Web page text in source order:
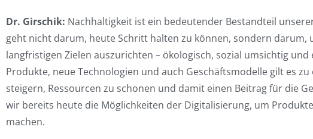
Dr. Girschik: Nachhaltigkeit ist ein bedeutender Bestandteil
geht nicht darum, heute Schritt halten zu können, sondern darum,
langfristigen Zielen auszurichten – ökologisch, sozial umsichtig
Produkte, neue Technologien und auch Geschäftsmodelle gilt es
steigern, Ressourcen zu schonen und damit einen Beitrag für die
wir bereits heute die Möglichkeiten der Digitalisierung, um
machen.